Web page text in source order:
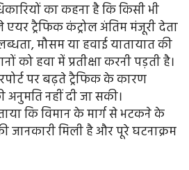
का कहना है कि किसी भी
ट्रैफिक कंट्रोल अंतिम मंजूरी देता
मौसम या हवाई यातायात की
को हवा में प्रतीक्षा करनी पड़ती है।
पर बढ़ते ट्रैफिक के कारण
अनुमति नहीं दी जा सकी।
कि विमान के मार्ग से भटकने के
जानकारी मिली है और पूरे घटनाक्रम